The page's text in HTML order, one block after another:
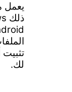
يعمل
لك.